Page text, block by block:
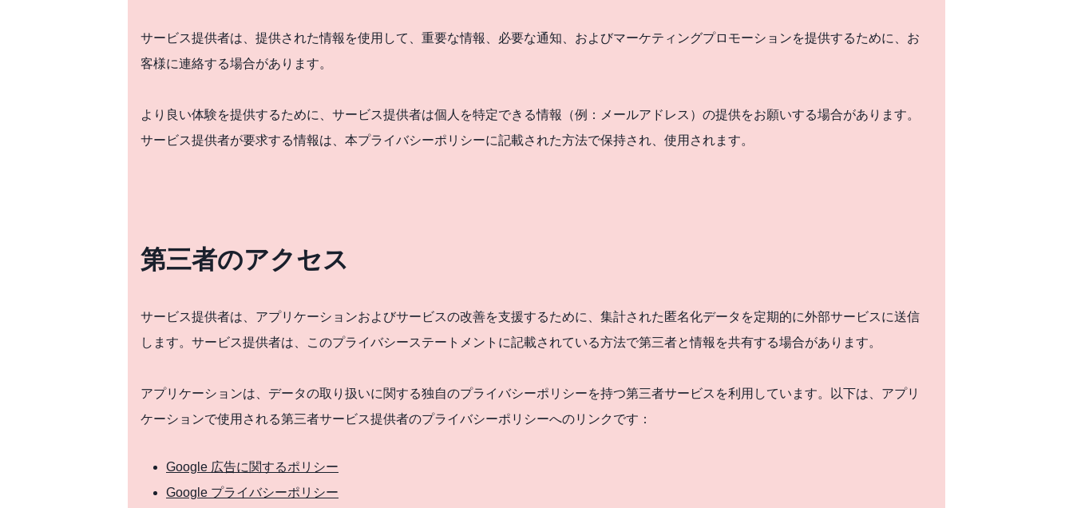
サービス提供者は、提供された情報を使用して、重要な情報、必要な通知、およびマーケティングプロモーションを提供するために、お
客様に連絡する場合があります。
より良い体験を提供するために、サービス提供者は個人を特定できる情報（例：メールアドレス）の提供をお願いする場合があります。
サービス提供者が要求する情報は、本プライバシーポリシーに記載された方法で保持され、使用されます。
第三者のアクセス
サービス提供者は、アプリケーションおよびサービスの改善を支援するために、集計された匿名化データを定期的に外部サービスに送信
します。サービス提供者は、このプライバシーステートメントに記載されている方法で第三者と情報を共有する場合があります。
アプリケーションは、データの取り扱いに関する独自のプライバシーポリシーを持つ第三者サービスを利用しています。以下は、アプリ
ケーションで使用される第三者サービス提供者のプライバシーポリシーへのリンクです：
Google 広告に関するポリシー
Google プライバシーポリシー